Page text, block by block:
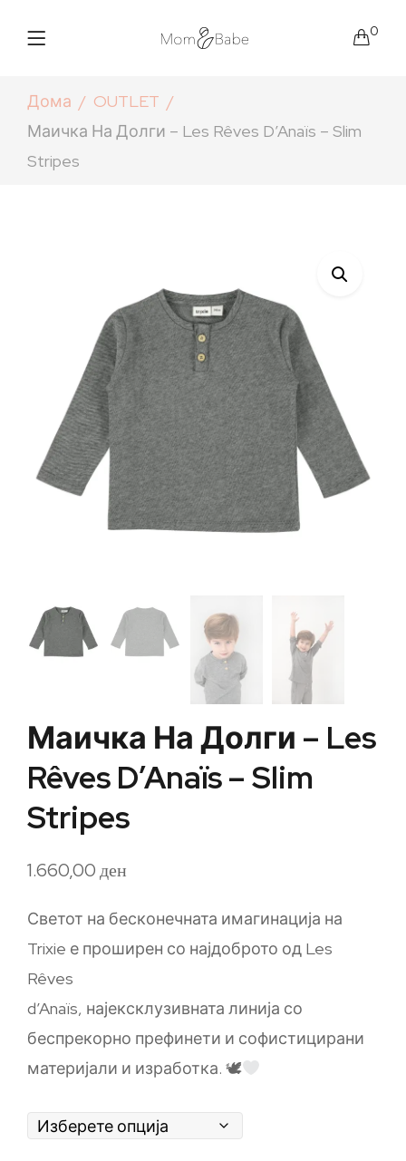
0
Дома
OUTLET
Маичка На Долги – Les Rêves D’Anaïs – Slim
Stripes
Маичка На Долги – Les
Rêves D’Anaïs – Slim
Stripes
1.660,00ден
Светот на бесконечната имагинација на
Trixie е проширен со најдоброто од Les
Rêves
d’Anaïs, најексклузивната линија со
беспрекорно префинети и софистицирани
материјали и изработка. 🕊